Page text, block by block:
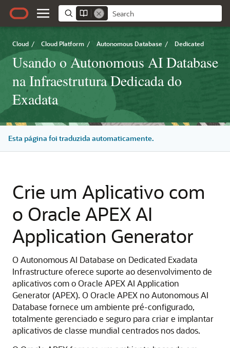
Cloud / Cloud Platform / Autonomous Database / Dedicated
Usando o Autonomous AI Database
na Infraestrutura Dedicada do
Exadata
Esta página foi traduzida automaticamente.
Crie um Aplicativo com
o Oracle APEX AI
Application Generator
O Autonomous AI Database on Dedicated Exadata
Infrastructure oferece suporte ao desenvolvimento de
aplicativos com o Oracle APEX AI Application
Generator (APEX). O Oracle APEX no Autonomous AI
Database fornece um ambiente pré-configurado,
totalmente gerenciado e seguro para criar e implantar
aplicativos de classe mundial centrados nos dados.